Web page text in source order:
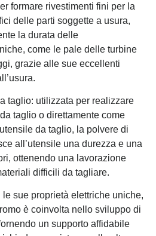
formare rivestimenti fini per la
delle parti soggette a usura,
la durata delle
come le pale delle turbine
grazie alle sue eccellenti
taglio: utilizzata per realizzare
taglio o direttamente come
da taglio, la polvere di
all’utensile una durezza e una
ottenendo una lavorazione
difficili da tagliare.
sue proprietà elettriche uniche,
è coinvolta nello sviluppo di
un supporto affidabile